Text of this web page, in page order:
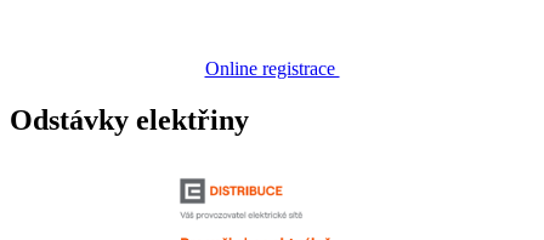
Online registrace
Odstávky elektřiny